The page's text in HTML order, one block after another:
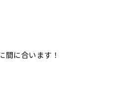
間に合います！